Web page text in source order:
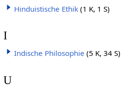
Hinduistische Ethik (1 K, 1 S)
I
Indische Philosophie (5 K, 34 S)
U